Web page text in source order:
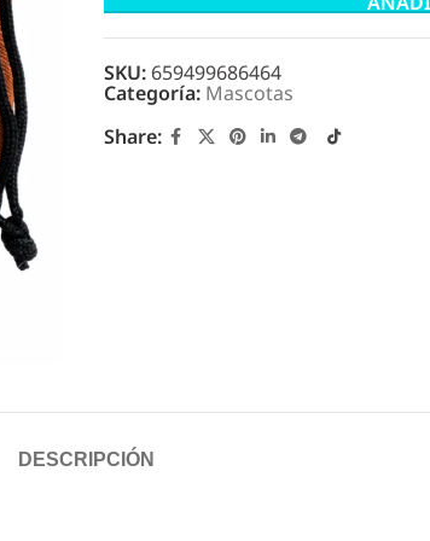
SKU: 659499686464
Categoría: Mascotas
Share:
DESCRIPCIÓN